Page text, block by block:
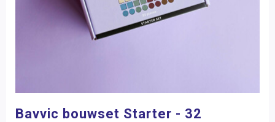
Bavvic bouwset Starter - 32